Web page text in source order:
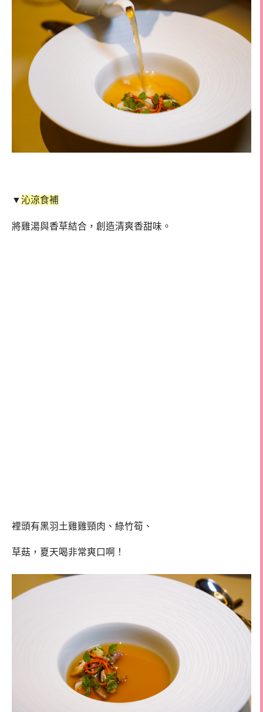
▼沁涼食補
將雞湯與香草結合，創造清爽香甜味。
裡頭有黑羽土雞雞頸肉、綠竹筍、
草菇，夏天喝非常爽口啊！